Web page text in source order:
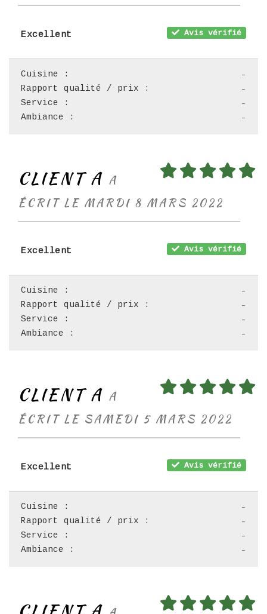
Avis vérifié
Excellent
-
Cuisine :
-
Rapport qualité / prix :
-
Service :
-
Ambiance :
CLIENT A A
ÉCRIT LE MARDI 8 MARS 2022
Avis vérifié
Excellent
-
Cuisine :
-
Rapport qualité / prix :
-
Service :
-
Ambiance :
CLIENT A A
ÉCRIT LE SAMEDI 5 MARS 2022
Avis vérifié
Excellent
-
Cuisine :
-
Rapport qualité / prix :
-
Service :
-
Ambiance :